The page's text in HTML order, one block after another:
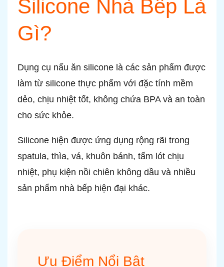
Silicone Nhà Bếp Là
Gì?
Dụng cụ nấu ăn silicone là các sản phẩm được
làm từ silicone thực phẩm với đặc tính mềm
dẻo, chịu nhiệt tốt, không chứa BPA và an toàn
cho sức khỏe.
Silicone hiện được ứng dụng rộng rãi trong
spatula, thìa, vá, khuôn bánh, tấm lót chịu
nhiệt, phụ kiện nồi chiên không dầu và nhiều
sản phẩm nhà bếp hiện đại khác.
Ưu Điểm Nổi Bật